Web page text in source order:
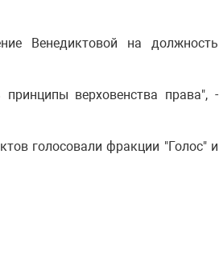
Венедиктовой на должность
верховенства права", -
голосовали фракции "Голос" и